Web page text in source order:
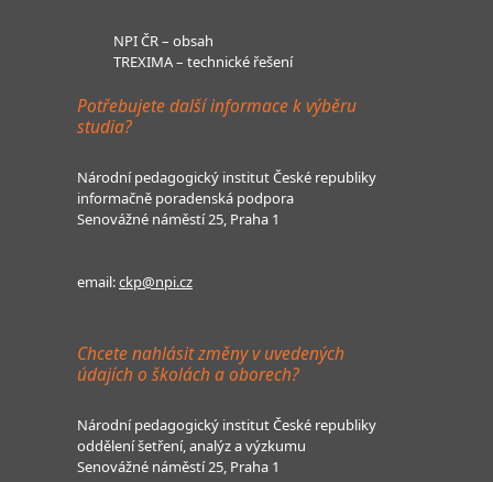
NPI ČR – obsah
TREXIMA – technické řešení
Potřebujete další informace k výběru
studia?
Národní pedagogický institut České republiky
informačně poradenská podpora
Senovážné náměstí 25, Praha 1
email:ckp@npi.cz
Chcete nahlásit změny v uvedených
údajích o školách a oborech?
Národní pedagogický institut České republiky
oddělení šetření, analýz a výzkumu
Senovážné náměstí 25, Praha 1